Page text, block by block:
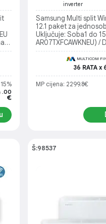
.00
€
inverter
Samsung Multi split
12.1 paket za
Uključuje: Soba1 do
AR07TXFCAWKNEU) /
AR12TXFCAWKNEU)
( AJ052TXJ3KG/EU)
MULTICOM
36 RATA x
MP cijena: 2299.8€
Š:98537